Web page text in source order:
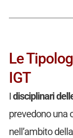
Le
IGT
Idisciplinari
prevedono una
nell’ambito